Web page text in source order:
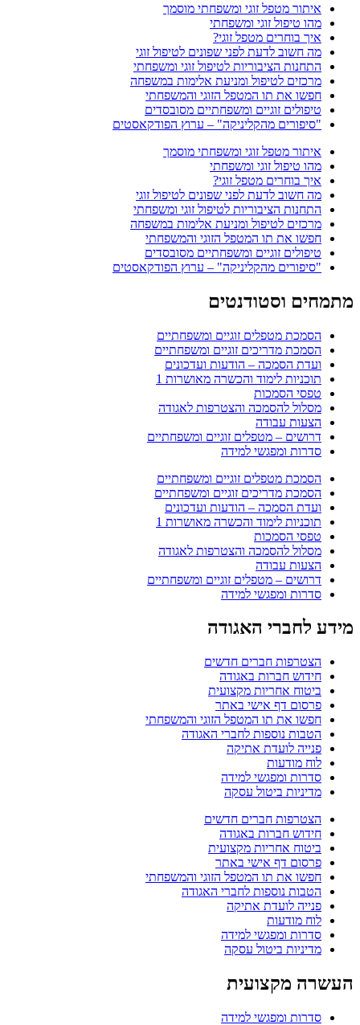
איתור מטפל זוגי ומשפחתי מוסמך
מהו טיפול זוגי ומשפחתי
איך בוחרים מטפל זוגי?
מה חשוב לדעת לפני שפונים לטיפול זוגי
התחנות הציבוריות לטיפול זוגי ומשפחתי
מרכזים לטיפול ומניעת אלימות במשפחה
חפשו את תו המטפל הזוגי והמשפחתי
טיפולים זוגיים ומשפחתיים מסובסדים
"סיפורים מהקליניקה" – ערוץ הפודקאסטים
איתור מטפל זוגי ומשפחתי מוסמך
מהו טיפול זוגי ומשפחתי
איך בוחרים מטפל זוגי?
מה חשוב לדעת לפני שפונים לטיפול זוגי
התחנות הציבוריות לטיפול זוגי ומשפחתי
מרכזים לטיפול ומניעת אלימות במשפחה
חפשו את תו המטפל הזוגי והמשפחתי
טיפולים זוגיים ומשפחתיים מסובסדים
"סיפורים מהקליניקה" – ערוץ הפודקאסטים
מתמחים וסטודנטים
הסמכת מטפלים זוגיים ומשפחתיים
הסמכת מדריכים זוגיים ומשפחתיים
ועדת הסמכה – הודעות ועדכונים
תוכניות לימוד והכשרה מאושרות 1
טפסי הסמכות
מסלול להסמכה והצטרפות לאגודה
הצעות עבודה
דרושים – מטפלים זוגיים ומשפחתיים
סדרות ומפגשי למידה
הסמכת מטפלים זוגיים ומשפחתיים
הסמכת מדריכים זוגיים ומשפחתיים
ועדת הסמכה – הודעות ועדכונים
תוכניות לימוד והכשרה מאושרות 1
טפסי הסמכות
מסלול להסמכה והצטרפות לאגודה
הצעות עבודה
דרושים – מטפלים זוגיים ומשפחתיים
סדרות ומפגשי למידה
מידע לחברי האגודה
הצטרפות חברים חדשים
חידוש חברות באגודה
ביטוח אחריות מקצועית
פרסום דף אישי באתר
חפשו את תו המטפל הזוגי והמשפחתי
הטבות נוספות לחברי האגודה
פנייה לועדת אתיקה
לוח מודעות
סדרות ומפגשי למידה
מדיניות ביטול עסקה
הצטרפות חברים חדשים
חידוש חברות באגודה
ביטוח אחריות מקצועית
פרסום דף אישי באתר
חפשו את תו המטפל הזוגי והמשפחתי
הטבות נוספות לחברי האגודה
פנייה לועדת אתיקה
לוח מודעות
סדרות ומפגשי למידה
מדיניות ביטול עסקה
העשרה מקצועית
סדרות ומפגשי למידה